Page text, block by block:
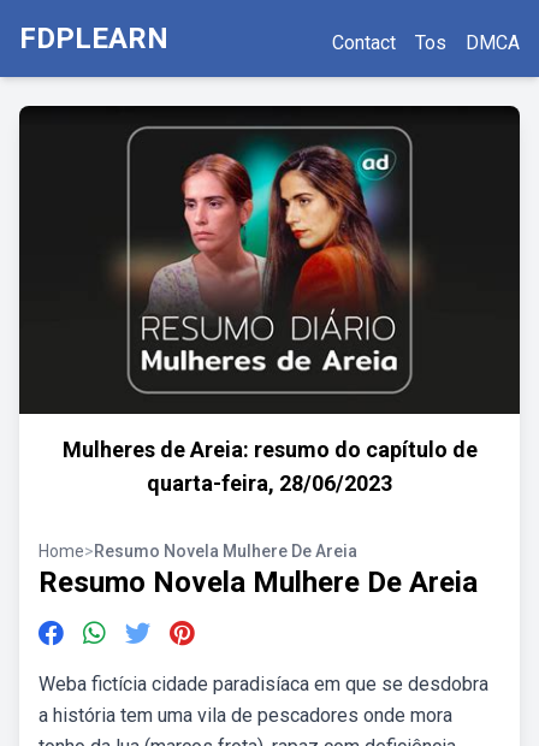
FDPLEARN Contact Tos DMCA
Mulheres de Areia: resumo do capítulo de
quarta-feira, 28/06/2023
Home>Resumo Novela Mulhere De Areia
Resumo Novela Mulhere De Areia
Weba fictícia cidade paradisíaca em que se desdobra
a história tem uma vila de pescadores onde mora